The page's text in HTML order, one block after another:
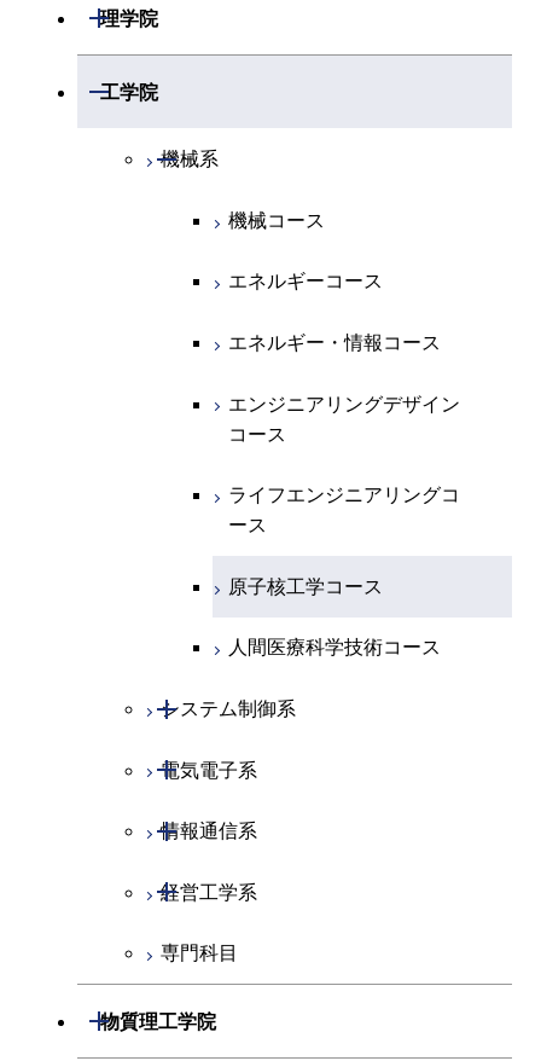
理学院
開閉
物理学系
物理学コース
物質・情報卓越コース
化学コース
エネルギーコース
エネルギー・情報コース
地球惑星科学系
地球惑星科学コース
工学院
開閉
機械系
開閉
機械コース
エネルギーコース
エネルギー・情報コース
エンジニアリングデザイン
コース
ライフエンジニアリングコ
ース
原子核工学コース
人間医療科学技術コース
システム制御系
開閉
システム制御コース
エンジニアリングデザイン
電気電子系
開閉
電気電子コース
エネルギーコース
エネルギー・情報コース
情報通信系
開閉
情報通信コース
エンジニアリングデザイン
コース
経営工学系
開閉
経営工学コース
専門科目
物質理工学院
開閉